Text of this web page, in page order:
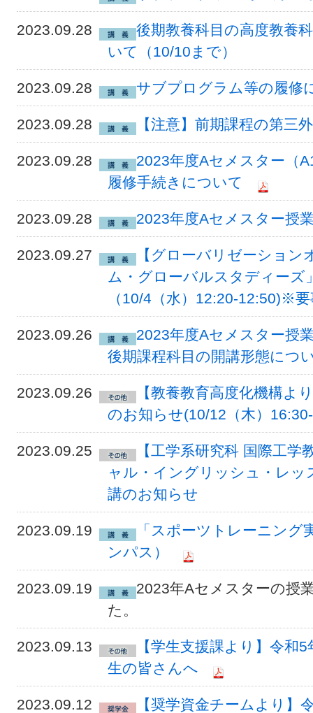
2023.09.28
後期教養科目の高度教養
いて（10/10まで）
2023.09.28 サブプログラム等の履修
2023.09.28 【注意】前期課程の第三
2023.09.28
2023年度Aセメスター（
履修手続きについて
2023.09.28 2023年度Aセメスター授
2023.09.27
【グローバリゼーショ
ム・グローバルスタディー
（10/4（水）12:20-12:50)※
2023.09.26
2023年度Aセメスター授
後期課程科目の開講形態につ
2023.09.26
【教養教育高度化機構よ
のお知らせ(10/12（木）
2023.09.25
【工学系研究科 国際工
ャル・イングリッシュ・レッ
講のお知らせ
2023.09.19
「スポーツトレーニング
ンパス）
2023.09.19
2023年Aセメスターの授
た。
2023.09.13
【学生支援課より】令和
生の皆さんへ
2023.09.12
【奨学資金チームより】